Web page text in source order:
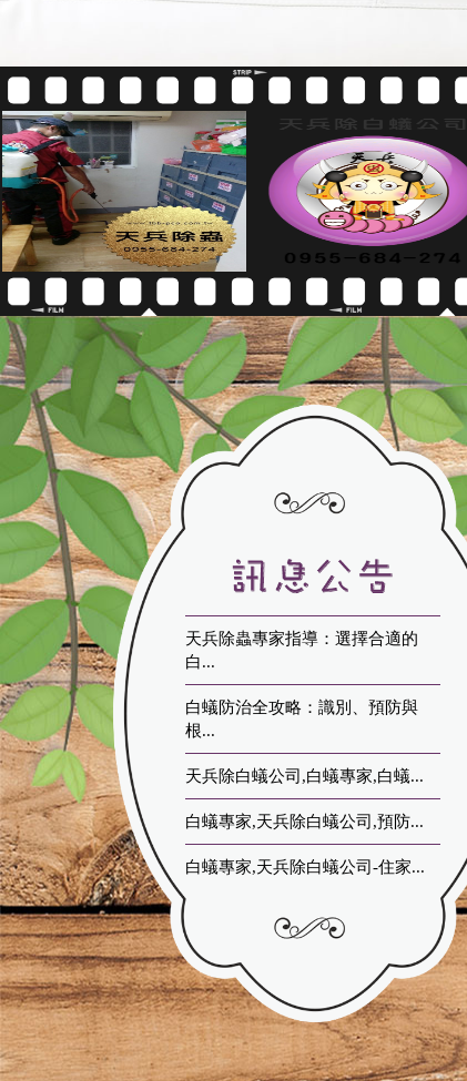
天兵除蟲專家指導：選擇合適的
白...
白蟻防治全攻略：識別、預防與
根...
天兵除白蟻公司,白蟻專家,白蟻...
白蟻專家,天兵除白蟻公司,預防...
白蟻專家,天兵除白蟻公司-住家...